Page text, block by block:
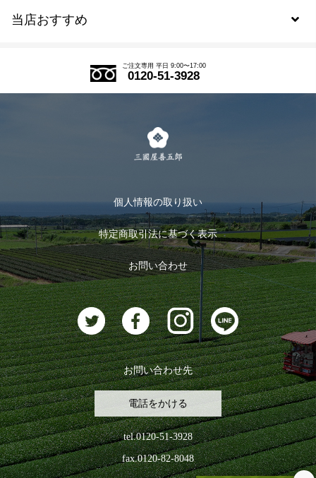
当店おすすめ
式部の香りシリーズ
お茶のギフト
おすすめのお茶
お茶に合うスイーツ
会員規約について
ログイン
ログアウト
ご注文専用 平日 9:00〜17:00
0120-51-3928
個人情報の取り扱い
特定商取引法に基づく表示
お問い合わせ
お問い合わせ先
電話をかける
tel.0120-51-3928
fax.0120-82-8048